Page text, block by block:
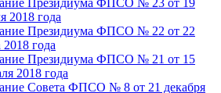
2018 года
Президиума ФПСО № 22 от 22
2018 года
Президиума ФПСО № 21 от 15
2018 года
Совета ФПСО № 8 от 21 декабря